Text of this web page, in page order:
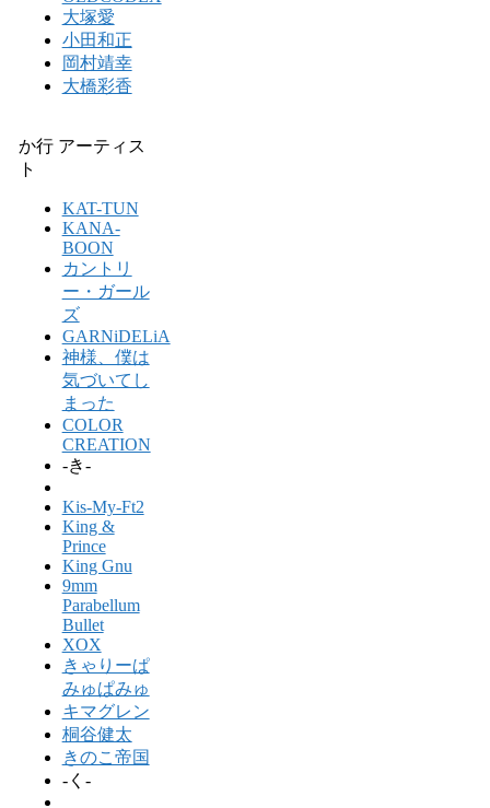
大塚愛
小田和正
岡村靖幸
大橋彩香
か行 アーティス
ト
KAT-TUN
KANA-
BOON
カントリ
ー・ガール
ズ
GARNiDELiA
神様、僕は
気づいてし
まった
COLOR
CREATION
-き-
Kis-My-Ft2
King &
Prince
King Gnu
9mm
Parabellum
Bullet
XOX
きゃりーぱ
みゅぱみゅ
キマグレン
桐谷健太
きのこ帝国
-く-